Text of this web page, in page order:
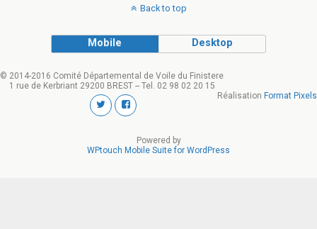
Back to top
Mobile Desktop
© 2014-2016 Comité Départemental de Voile du Finistere
1 rue de Kerbriant 29200 BREST -- Tel. 02 98 02 20 15
Réalisation Format Pixels
Powered by
WPtouch Mobile Suite for WordPress